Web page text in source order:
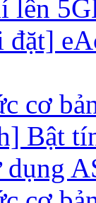
lên
đặt]
cơ
Bật
dụng